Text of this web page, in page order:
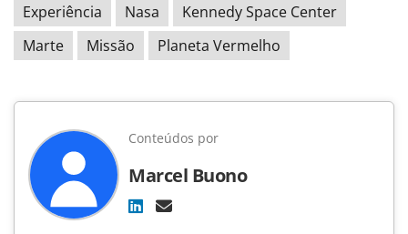
Experiência
Nasa
Kennedy Space Center
Marte
Missão Planeta Vermelho
Conteúdos por
Marcel Buono